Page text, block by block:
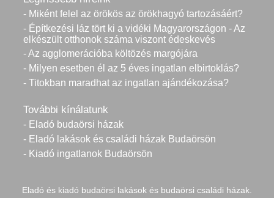
- Miként felel az örökös az örökhagyó tartozásáért?
- Építkezési láz tört ki a vidéki Magyarországon - Az
elkészült otthonok száma viszont édeskevés
- Az agglomerációba költözés margójára
- Milyen esetben él az 5 éves ingatlan elbirtoklás?
- Titokban maradhat az ingatlan ajándékozása?
További kínálatunk
- Eladó budaörsi házak
- Eladó lakások és családi házak Budaörsön
- Kiadó ingatlanok Budaörsön
Eladó és kiadó budaörsi lakások és budaörsi családi házak.